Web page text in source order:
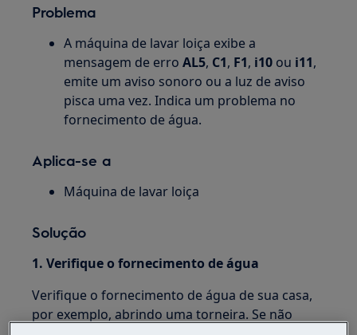
Problema
A máquina de lavar loiça exibe a
mensagem de erroAL5, C1, F1, i10 ou i11,
emite um aviso sonoro ou a luz de aviso
pisca uma vez. Indica um problema no
fornecimento de água.
Aplica-se a
Máquina de lavar loiça
Solução
1. Verifique o fornecimento de água
Verifique o fornecimento de água de sua casa,
por exemplo, abrindo uma torneira. Se não